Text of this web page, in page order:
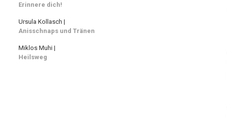
Erinnere dich!
Ursula Kollasch |
Anisschnaps und Tränen
Miklos Muhi |
Heilsweg